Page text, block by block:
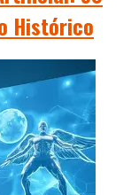
Histórico